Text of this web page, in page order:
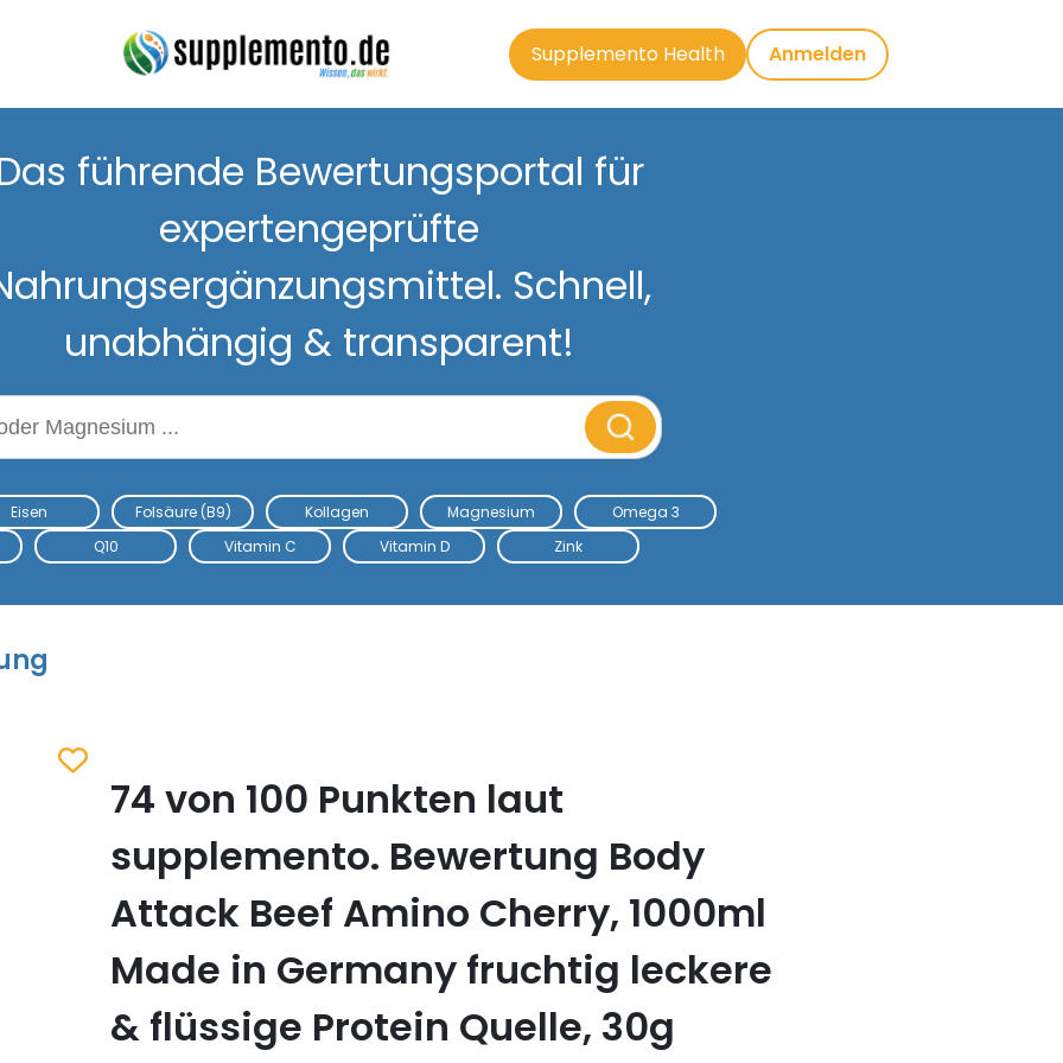
Supplemento Health Anmelden
führende Bewertungsportal für
expertengeprüfte
Schnell,
unabhängig & transparent!
Eisen Folsäure (B9) Kollagen Magnesium
Omega 3
Q10 Vitamin C Vitamin D Zink
Zum Merkzettel hinzufügen
74 von 100 Punkten laut
supplemento. Bewertung Body
Attack Beef Amino Cherry, 1000ml
Made in Germany fruchtig leckere
& flüssige Protein Quelle, 30g